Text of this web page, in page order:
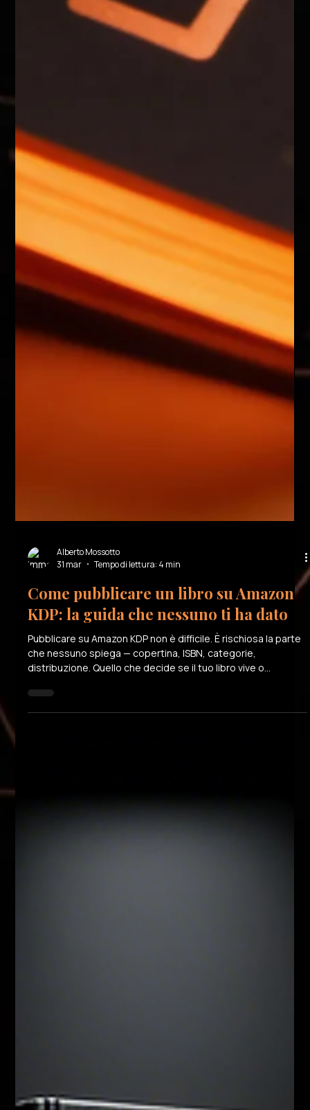
31 mar
Tempo di lettura: 4 min
Come pubblicare un libro su Amazon
KDP: la guida che nessuno ti ha dato
Pubblicare su Amazon KDP non è difficile. È rischiosa la parte
distribuzione. Quello che decide se il tuo libro vive o
sparisce.